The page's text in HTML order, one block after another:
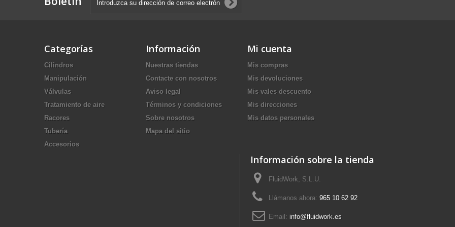
Categorías
Cilindros
Manipulación
Válvulas
Tratamiento de aire
Racores
Tubería
Accesorios
Información
Nuestras tiendas
Contacte con nosotros
Aviso legal
Términos y condiciones
Sobre nosotros
Mapa del sitio
Mi cuenta
Mis compras
Mis devoluciones
Mis vales descuento
Mis direcciones
Mis datos personales
Información sobre la tienda
FluidWork, S.L.U.
Llámanos ahora: 965 10 62 92
Email: info@fluidwork.es